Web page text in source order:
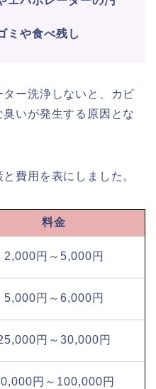
ミや食べ残し
ー洗浄しないと、カビ
いが発生する原因とな
費用を表にしました。
料金
2,000円～5,000円
5,000円～6,000円
円～30,000円
円～100,000円